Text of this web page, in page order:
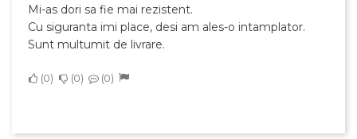
Mi-as dori sa fie mai rezistent.
Cu siguranta imi place, desi am ales-o intamplator.
Sunt multumit de livrare.
0 0 0